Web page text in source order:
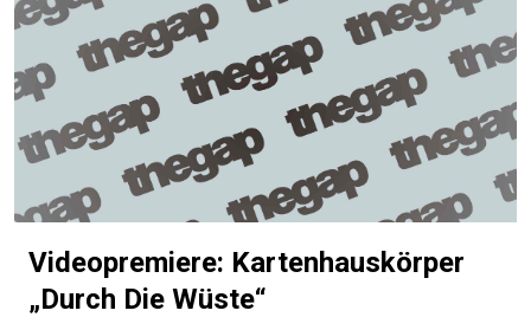
Videopremiere: Kartenhauskörper
„Durch Die Wüste“